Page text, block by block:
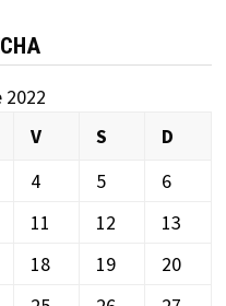
2022
V S
D
4 5
6
11 12
13
18 19
20